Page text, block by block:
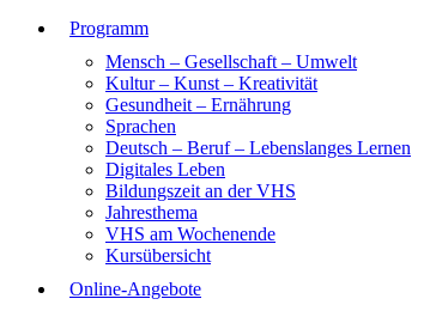
Programm
Mensch – Gesellschaft – Umwelt
Kultur – Kunst – Kreativität
Gesundheit – Ernährung
Sprachen
Deutsch – Beruf – Lebenslanges Lernen
Digitales Leben
Bildungszeit an der VHS
Jahresthema
VHS am Wochenende
Kursübersicht
Online-Angebote